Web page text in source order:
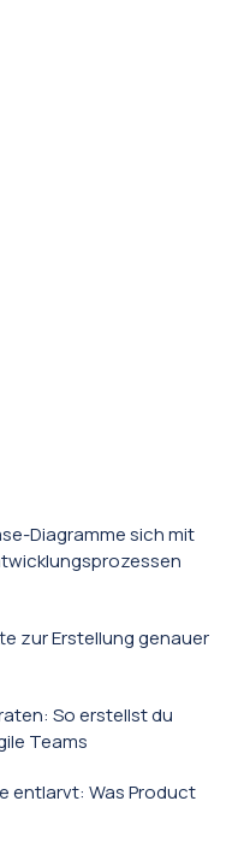
Diagramme sich mit
zur Erstellung genauer
So erstellst du
Teams
entlarvt: Was Product